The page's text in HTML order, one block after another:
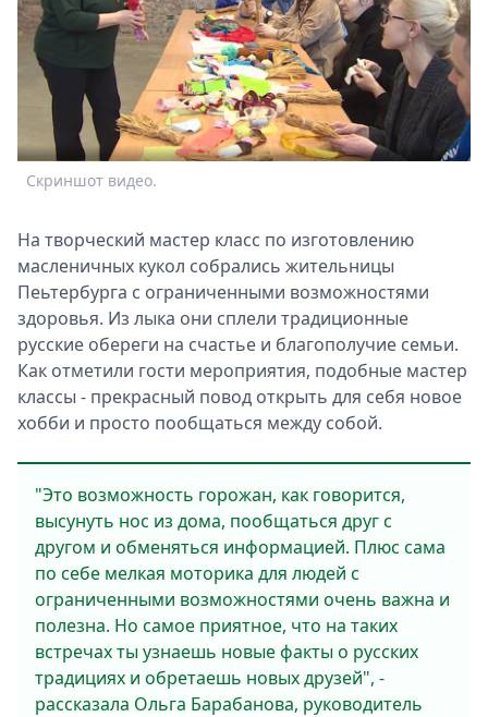
Спецпроекты
Звезды
Выборы
2026
Скачай
Metro
Скриншот видео.
На творческий мастер класс по изготовлению
масленичных кукол собрались жительницы
Пеьтербурга с ограниченными возможностями
здоровья. Из лыка они сплели традиционные
русские обереги на счастье и благополучие семьи.
Как отметили гости мероприятия, подобные мастер
классы - прекрасный повод открыть для себя новое
хобби и просто пообщаться между собой.
"Это возможность горожан, как говорится,
высунуть нос из дома, пообщаться друг с
другом и обменяться информацией. Плюс сама
по себе мелкая моторика для людей с
ограниченными возможностями очень важна и
полезна. Но самое приятное, что на таких
встречах ты узнаешь новые факты о русских
традициях и обретаешь новых друзей", -
рассказала Ольга Барабанова, руководитель